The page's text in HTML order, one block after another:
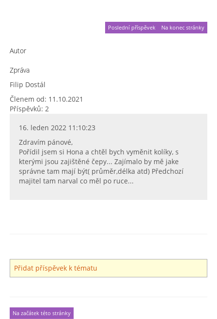
Na konec stránky
Poslední příspěvek
Autor
Zpráva
Filip Dostál
Členem od: 11.10.2021
Příspěvků: 2
16. leden 2022 11:10:23
Zdravím pánové,
Pořídil jsem si Hona a chtěl bych vyměnit kolíky, s
kterými jsou zajištěné čepy... Zajímalo by mě jake
správne tam mají být( průměr,délka atd) Předchozí
majitel tam narval co měl po ruce...
Přidat příspěvek k tématu
Na začátek této stránky